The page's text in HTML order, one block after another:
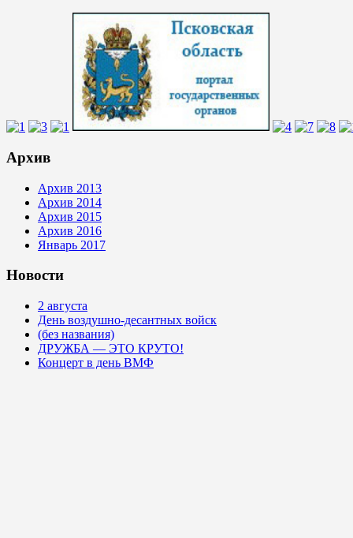
Архив
Архив 2013
Архив 2014
Архив 2015
Архив 2016
Январь 2017
Новости
2 августа
День воздушно-десантных войск
(без названия)
ДРУЖБА — ЭТО КРУТО!
Концерт в день ВМФ